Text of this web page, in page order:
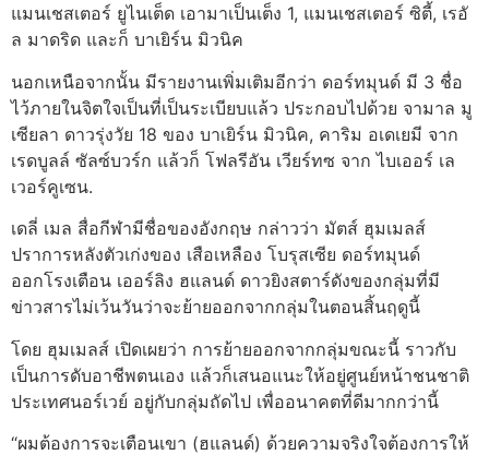
แมนเชสเตอร์ ยูไนเต็ด เอามาเป็นเต็ง 1, แมนเชสเตอร์ ซิตี้, เรอั
ล มาดริด และก็ บาเยิร์น มิวนิค
นอกเหนือจากนั้น มีรายงานเพิ่มเติมอีกว่า ดอร์ทมุนด์ มี 3 ชื่อ
ไว้ภายในจิตใจเป็นที่เป็นระเบียบแล้ว ประกอบไปด้วย จามาล มู
เซียลา ดาวรุ่งวัย 18 ของ บาเยิร์น มิวนิค, คาริม อเดเยมี จาก
เรดบูลล์ ซัลซ์บวร์ก แล้วก็ โฟลรีอัน เวียร์ทซ จาก ไบเออร์ เล
เวอร์คูเซน.
เดลี่ เมล สื่อกีฬามีชื่อของอังกฤษ กล่าวว่า มัตส์ ฮุมเมลส์
ปราการหลังตัวเก่งของ เสือเหลือง โบรุสเซีย ดอร์ทมุนด์
ออกโรงเตือน เออร์ลิง ฮแลนด์ ดาวยิงสตาร์ดังของกลุ่มที่มี
ข่าวสารไม่เว้นวันว่าจะย้ายออกจากกลุ่มในตอนสิ้นฤดูนี้
โดย ฮุมเมลส์ เปิดเผยว่า การย้ายออกจากกลุ่มขณะนี้ ราวกับ
เป็นการดับอาชีพตนเอง แล้วก็เสนอแนะให้อยู่ศูนย์หน้าชนชาติ
ประเทศนอร์เวย์ อยู่กับกลุ่มถัดไป เพื่ออนาคตที่ดีมากกว่านี้
“ผมต้องการจะเตือนเขา (ฮแลนด์) ด้วยความจริงใจต้องการให้